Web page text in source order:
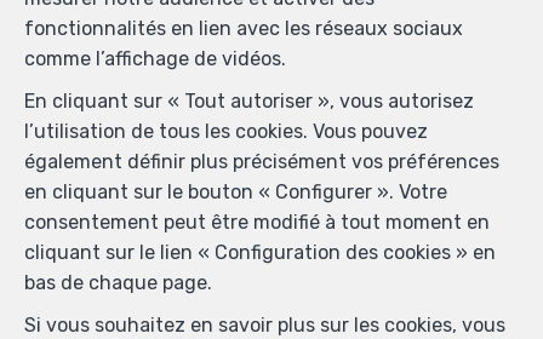
fonctionnalités en lien avec les réseaux sociaux
comme l’affichage de vidéos.
En cliquant sur « Tout autoriser », vous autorisez
l’utilisation de tous les cookies. Vous pouvez
également définir plus précisément vos préférences
en cliquant sur le bouton « Configurer ». Votre
consentement peut être modifié à tout moment en
cliquant sur le lien « Configuration des cookies » en
bas de chaque page.
Si vous souhaitez en savoir plus sur les cookies, vous
immobiliers, rue du Luxembourg 16B, 1000 Bruxelles
(+32 2 505 38 50 - info@ipi.be) - Soumis au
déontologique de l’ IPI
RC professionnelle et cautionnement via AXA Belgium
SA, Place du Trône 1, 1000 Bruxelles – police n°
730.390.160. Couverture valable pour les activités
réalisées en Belgique
Charte de la protection de la vie privée